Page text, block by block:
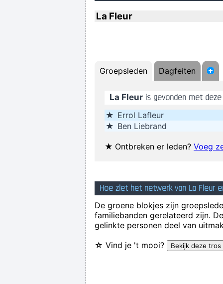
There are
...
I can spot empty flattery and
I´m a tidy sort of
Drugs Are A Waste Of Time
If this word "music" is sacred and
Betty sings about starlight and
La Fleur
Groepsleden
La Fleur is gevonden met
★ Errol Lafleur
★ Ben Liebrand
★ Ontbreken er leden? Voeg
Dagfeiten
Hoe ziet het netwerk van La Fleur
De groene blokjes zijn
familiebanden gerelateerd zijn.
gelinkte personen deel van
☆ Vind je 't mooi?